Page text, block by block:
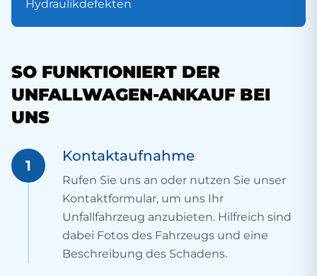
Hydraulikdefekten
SO FUNKTIONIERT DER
UNFALLWAGEN-ANKAUF BEI
UNS
1
Kontaktaufnahme
Rufen Sie uns an oder nutzen Sie unser
Kontaktformular, um uns Ihr
Unfallfahrzeug anzubieten. Hilfreich sind
dabei Fotos des Fahrzeugs und eine
Beschreibung des Schadens.